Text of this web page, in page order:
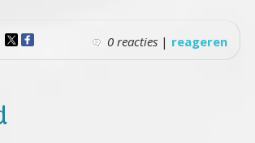
0 reacties | reageren